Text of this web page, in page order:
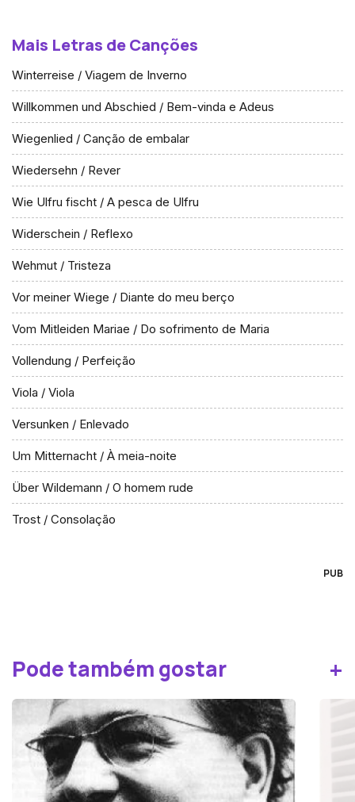
Mais Letras de Canções
Winterreise / Viagem de Inverno
Willkommen und Abschied / Bem-vinda e Adeus
Wiegenlied / Canção de embalar
Wiedersehn / Rever
Wie Ulfru fischt / A pesca de Ulfru
Widerschein / Reflexo
Wehmut / Tristeza
Vor meiner Wiege / Diante do meu berço
Vom Mitleiden Mariae / Do sofrimento de Maria
Vollendung / Perfeição
Viola / Viola
Versunken / Enlevado
Um Mitternacht / À meia-noite
Über Wildemann / O homem rude
Trost / Consolação
PUB
Pode também gostar +